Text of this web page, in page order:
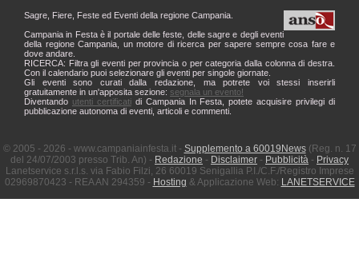
Sagre, Fiere, Feste ed Eventi della regione Campania.
Campania in Festa è il portale delle feste, delle sagre e degli eventi
della regione Campania, un motore di ricerca per sapere sempre cosa fare e
dove andare.
RICERCA: Filtra gli eventi per provincia o per categoria dalla colonna di destra.
Con il calendario puoi selezionare gli eventi per singole giornate.
Gli eventi sono curati dalla redazione, ma potrete voi stessi inserirli
gratuitamente in un'apposita sezione: segnala un evento!
Diventando utenti certificatidi Campania In Festa, potete acquisire privilegi di
pubblicazione autonoma di eventi, articoli e commenti.
© 2005 - 2026 - www.campaniainfesta.it - Supplemento a 60019News(Reg. n. 17
del 24/07/2003 presso Trib. An) - Redazione - Disclaimer - Pubblicità - Privacy
Lanetservice s.r.l.s. via Fabio Filzi, 26 60019 Senigallia P.I./C.F./Registro Imprese
02969870423 - REA AN 294359 - Hosting & Applicazione Web: LANETSERVICE